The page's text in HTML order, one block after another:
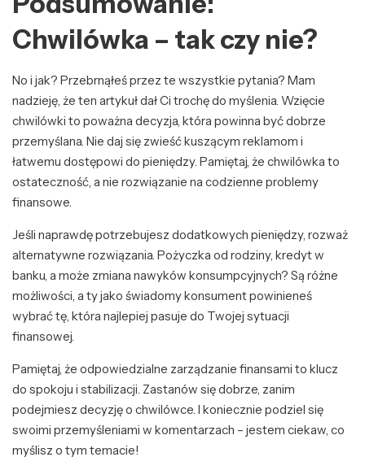
Chwilówka – tak czy nie?
No i jak? Przebrnąłeś przez te wszystkie pytania? Mam
nadzieję, że ten artykuł dał Ci trochę do myślenia. Wzięcie
chwilówki to poważna decyzja, która powinna być dobrze
przemyślana. Nie daj się zwieść kuszącym reklamom i
łatwemu dostępowi do pieniędzy. Pamiętaj, że chwilówka to
ostateczność, a nie rozwiązanie na codzienne problemy
finansowe.
Jeśli naprawdę potrzebujesz dodatkowych pieniędzy, rozważ
alternatywne rozwiązania. Pożyczka od rodziny, kredyt w
banku, a może zmiana nawyków konsumpcyjnych? Są różne
możliwości, a ty jako świadomy konsument powinieneś
wybrać tę, która najlepiej pasuje do Twojej sytuacji
finansowej.
Pamiętaj, że odpowiedzialne zarządzanie finansami to klucz
do spokoju i stabilizacji. Zastanów się dobrze, zanim
podejmiesz decyzję o chwilówce. I koniecznie podziel się
swoimi przemyśleniami w komentarzach – jestem ciekaw, co
myślisz o tym temacie!